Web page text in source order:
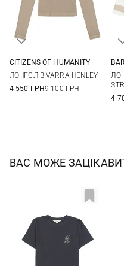
CITIZENS OF HUMANITY
ЛОНГСЛІВ VARRA HENLEY
4 550 ГРН9 100 ГРН
4
ВАС МОЖЕ